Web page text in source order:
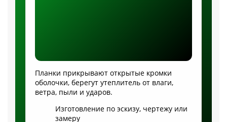
Планки прикрывают открытые кромки
оболочки, берегут утеплитель от влаги,
ветра, пыли и ударов.
Изготовление по эскизу, чертежу или
замеру